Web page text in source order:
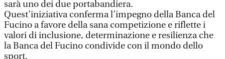
sarà uno dei due portabandiera.
Quest’iniziativa conferma l’impegno della Banca del
Fucino a favore della sana competizione e riflette i
valori di inclusione, determinazione e resilienza che
la Banca del Fucino condivide con il mondo dello
sport.